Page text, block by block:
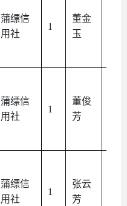
蒲缥信
用社
1
董金
玉
蒲缥信
用社
1
董俊
芳
蒲缥信
用社
1
张云
芳